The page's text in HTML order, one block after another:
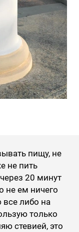
пищу, не
не пить
20 минут
не ем ничего
либо на
только
стевией, это